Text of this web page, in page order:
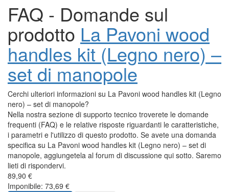
FAQ - Domande sul
prodotto La Pavoni wood
handles kit (Legno nero) –
set di manopole
Cerchi ulteriori informazioni su La Pavoni wood handles kit (Legno
nero) – set di manopole?
Nella nostra sezione di supporto tecnico troverete le domande
frequenti (FAQ) e le relative risposte riguardanti le caratteristiche,
i parametri e l'utilizzo di questo prodotto. Se avete una domanda
specifica su La Pavoni wood handles kit (Legno nero) – set di
manopole, aggiungetela al forum di discussione qui sotto. Saremo
lieti di rispondervi.
89,90 €
Imponibile: 73,69 €